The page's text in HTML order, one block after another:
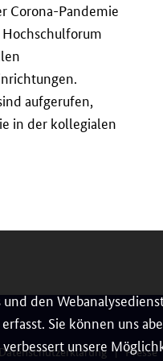
den
Sie können uns
unsere
Corona-Pandemie
aufgerufen,
in der kollegialen
Presse